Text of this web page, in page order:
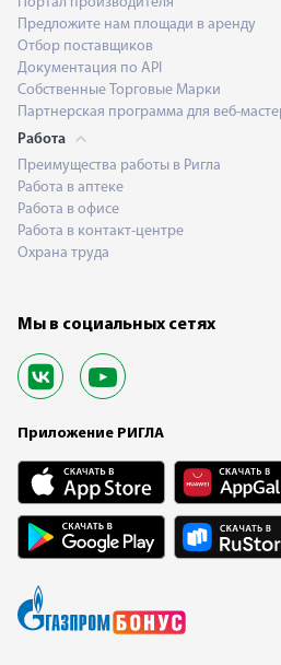
Предложите нам площади в аренду
Отбор поставщиков
Документация по API
Собственные Торговые Марки
Партнерская программа для веб-
Работа
Преимущества работы в Ригла
Работа в аптеке
Работа в офисе
Работа в контакт-центре
Охрана труда
Мы в социальных сетях
Приложение РИГЛА